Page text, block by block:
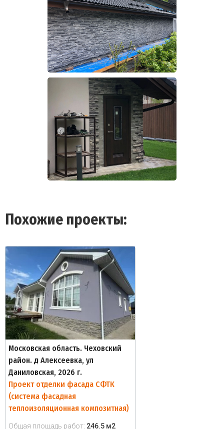
Похожие проекты:
Московская область. Чеховский
район. д Алексеевка, ул
Даниловская, 2026 г.
Проект отделки фасада СФТК
(система фасадная
теплоизоляционная композитная)
Общая площадь работ: 246.5 м2